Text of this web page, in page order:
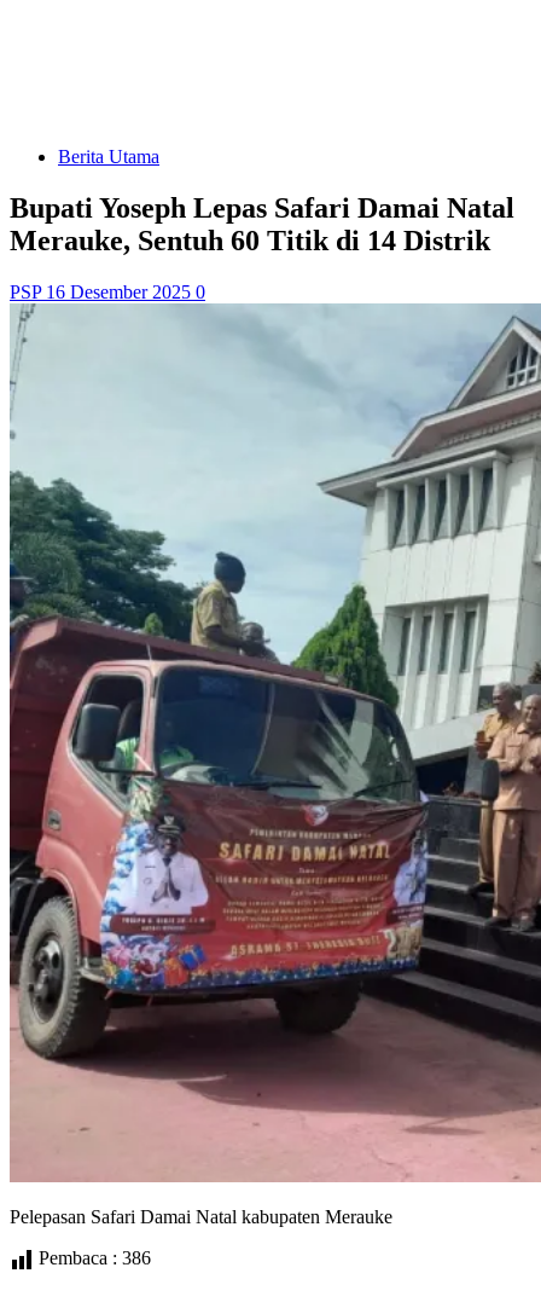
Berita Utama
Bupati Yoseph Lepas Safari Damai Natal
Merauke, Sentuh 60 Titik di 14 Distrik
PSP 16 Desember 2025 0
Pelepasan Safari Damai Natal kabupaten Merauke
Pembaca : 386